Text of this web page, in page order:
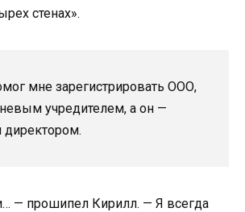
стенах».
мне зарегистрировать ООО,
учредителем, а он —
— прошипел Кирилл. — Я всегда